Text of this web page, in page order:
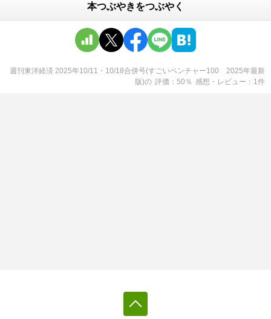
本つぶやきをつぶやく
週刊東洋経済 2025年10/11・10/18合併号(すごいベンチャー100 2025年最新
版)の 評価 50 ％ 感想・レビュー 1件